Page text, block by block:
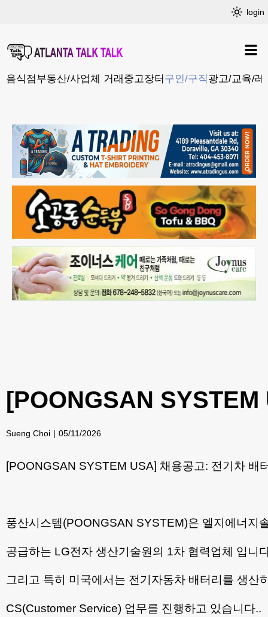
login
음식점부동산/사업체 거래 중고장터 구인/구직광고/교육/레
[POONGSAN
Sueng Choi 05/11/2026
[POONGSAN SYSTEM USA] 채용공고: 전기차 배
풍산시스템(POONGSAN SYSTEM)은 엘지에너지
공급하는 LG전자 생산기술원의 1차 협력업체 입니
그리고 특히 미국에서는 전기자동차 배터리를 생산
CS(Customer Service) 업무를 진행하고 있습니다..